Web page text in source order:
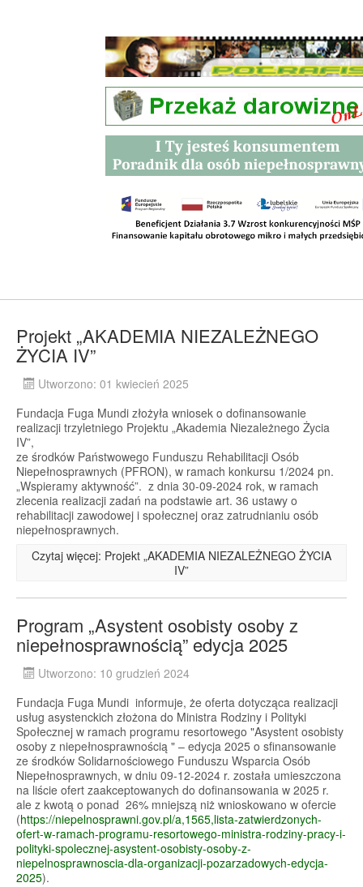
Projekt „AKADEMIA NIEZALEŻNEGO
ŻYCIA IV”
Utworzono: 01 kwiecień 2025
Fundacja Fuga Mundi złożyła wniosek o dofinansowanie
realizacji trzyletniego Projektu „Akademia Niezależnego Życia
IV”,
ze środków Państwowego Funduszu Rehabilitacji Osób
Niepełnosprawnych (PFRON), w ramach konkursu 1/2024 pn.
„Wspieramy aktywność”. z dnia 30-09-2024 rok, w ramach
zlecenia realizacji zadań na podstawie art. 36 ustawy o
rehabilitacji zawodowej i społecznej oraz zatrudnianiu osób
niepełnosprawnych.
Czytaj więcej: Projekt „AKADEMIA NIEZALEŻNEGO ŻYCIA
IV”
Program „Asystent osobisty osoby z
niepełnosprawnością” edycja 2025
Utworzono: 10 grudzień 2024
Fundacja Fuga Mundi informuje, że oferta dotycząca realizacji
usług asystenckich złożona do Ministra Rodziny i Polityki
Społecznej w ramach programu resortowego "Asystent osobisty
osoby z niepełnosprawnością " – edycja 2025 o sfinansowanie
ze środków Solidarnościowego Funduszu Wsparcia Osób
Niepełnosprawnych, w dniu 09-12-2024 r. została umieszczona
na liście ofert zaakceptowanych do dofinansowania w 2025 r.
ale z kwotą o ponad 26% mniejszą niż wnioskowano w ofercie
(https://niepelnosprawni.gov.pl/a,1565,lista-zatwierdzonych-
ofert-w-ramach-programu-resortowego-ministra-rodziny-pracy-i-
polityki-spolecznej-asystent-osobisty-osoby-z-
niepelnosprawnoscia-dla-organizacji-pozarzadowych-edycja-
2025).